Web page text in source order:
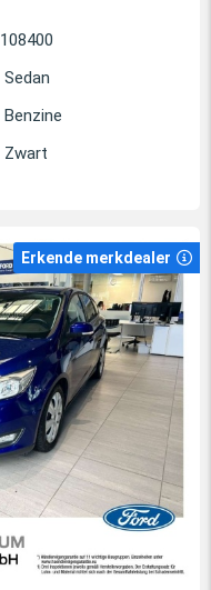
108400
Sedan
Benzine
Zwart
Erkende merkdealer